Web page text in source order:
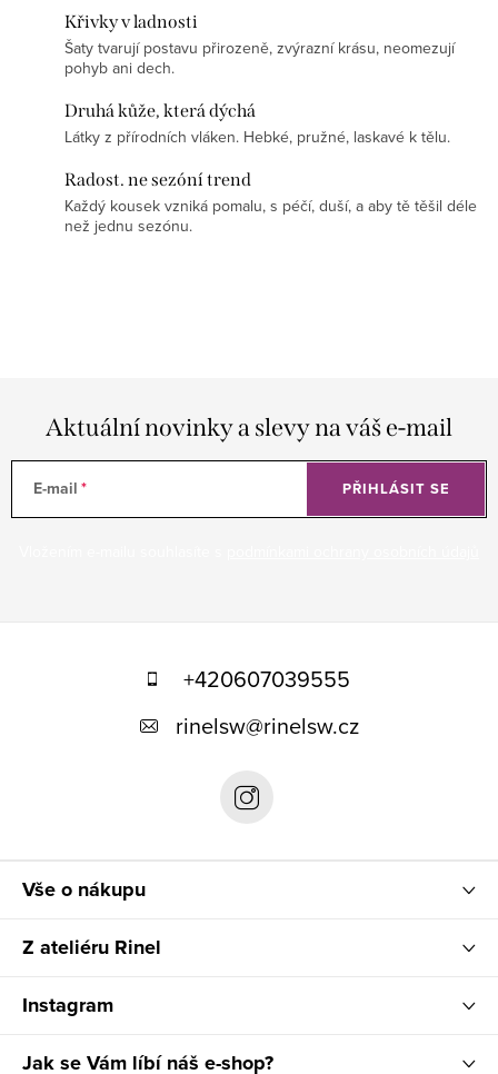
Křivky v ladnosti
Šaty tvarují postavu přirozeně, zvýrazní krásu, neomezují
pohyb ani dech.
Druhá kůže, která dýchá
Látky z přírodních vláken. Hebké, pružné, laskavé k tělu.
Radost. ne sezóní trend
Každý kousek vzniká pomalu, s péčí, duší, a aby tě těšil déle
než jednu sezónu.
Aktuální novinky a slevy na váš e-mail
E-mail PŘIHLÁSIT SE
+420607039555
rinelsw@rinelsw.cz
Vše o nákupu
Z ateliéru Rinel
Instagram
Jak se Vám líbí náš e-shop?